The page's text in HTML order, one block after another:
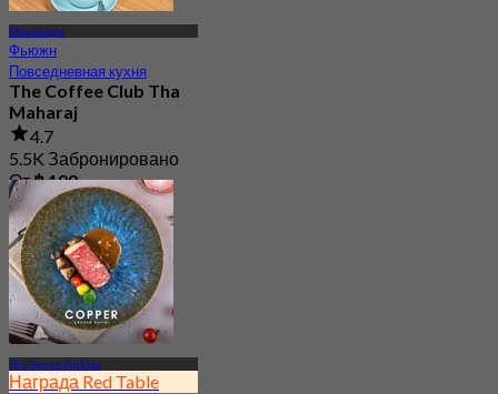
Махарадж
Фьюжн
Повседневная кухня
The Coffee Club Tha
Maharaj
4.7
5.5K Забронировано
От฿ 189
The Sense Pinklao
Награда Red Table